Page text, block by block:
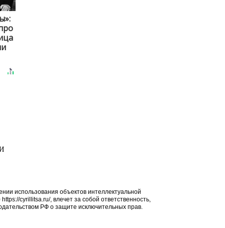
использования объектов интеллектуальной
cyrillitsa.ru/, влечет за собой ответственность,
РФ о защите исключительных прав.